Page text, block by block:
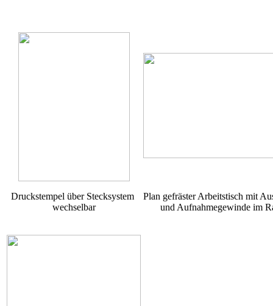
Druckstempel über Stecksystem
wechselbar
Plan gefräster Arbeitstisch mit
und Aufnahmegewinde im